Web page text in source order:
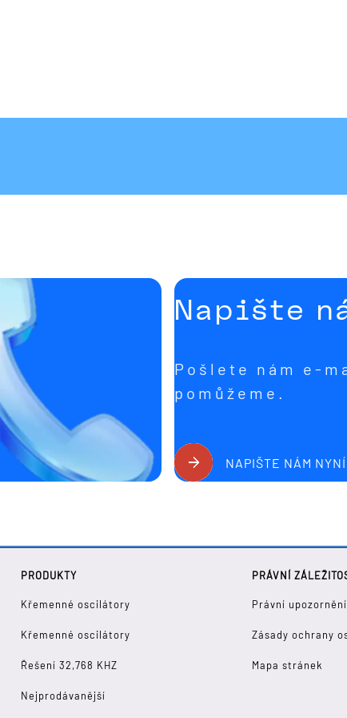
Napište
Pošlete nám e-
pomůžeme.
NAPIŠTE NÁM NYNÍ
PRODUKTY
Křemenné oscilátory
Křemenné oscilátory
Řešení 32,768 KHZ
Nejprodávanější
PRÁVNÍ
Právní upozornění
Zásady ochrany
Mapa stránek